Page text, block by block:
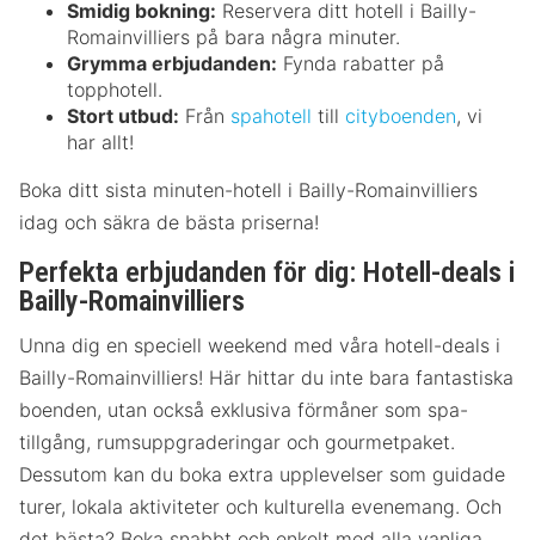
Smidig bokning: Reservera ditt hotell i Bailly-
Romainvilliers på bara några minuter.
Grymma erbjudanden: Fynda rabatter på
topphotell.
Stort utbud: Från spahotell till cityboenden, vi
har allt!
Boka ditt sista minuten-hotell i Bailly-Romainvilliers
idag och säkra de bästa priserna!
Perfekta erbjudanden för dig: Hotell-deals i
Bailly-Romainvilliers
Unna dig en speciell weekend med våra hotell-deals i
Bailly-Romainvilliers! Här hittar du inte bara fantastiska
boenden, utan också exklusiva förmåner som spa-
tillgång, rumsuppgraderingar och gourmetpaket.
Dessutom kan du boka extra upplevelser som guidade
turer, lokala aktiviteter och kulturella evenemang. Och